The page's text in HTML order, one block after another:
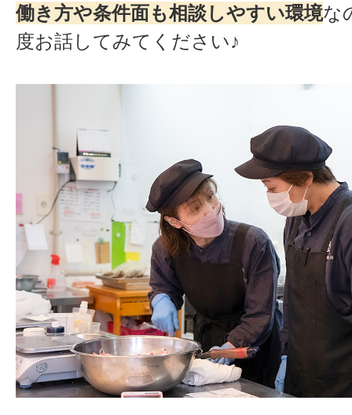
働き方や条件面も相談しやすい環境な
度お話してみてください♪